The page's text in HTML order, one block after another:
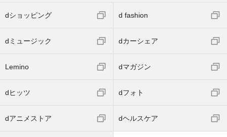
dショッピング d fashion
dミュージック dカーシェア
Lemino dマガジン
dヒッツ dフォト
dアニメストア dヘルスケア